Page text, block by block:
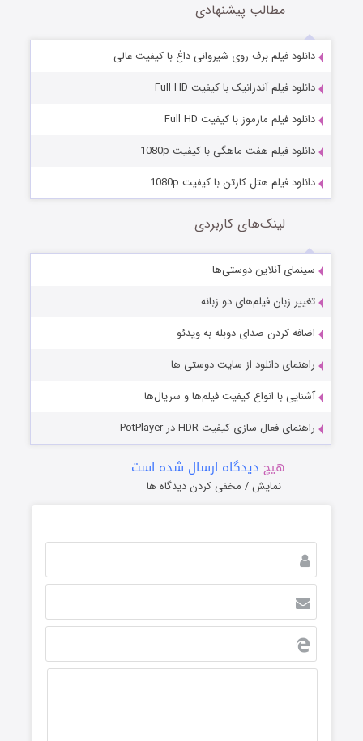
مطالب پیشنهادی
دانلود فیلم برف روی شیروانی داغ با کیفیت عالی
دانلود فیلم آندرانیک با کیفیت Full HD
دانلود فیلم مارموز با کیفیت Full HD
دانلود فیلم هفت ماهگی با کیفیت 1080p
دانلود فیلم هتل کارتن با کیفیت 1080p
لینک‌های کاربردی
سینمای آنلاین دوستی‌ها
تغییر زبان فیلم‌های دو زبانه
اضافه کردن صدای دوبله به ویدئو
راهنمای دانلود از سایت دوستی ها
آشنایی با انواع کیفیت فیلم‌ها و سریال‌ها
راهنمای فعال سازی کیفیت HDR در PotPlayer
هیچ دیدگاه ارسال شده است
نمایش / مخفی کردن دیدگاه ها